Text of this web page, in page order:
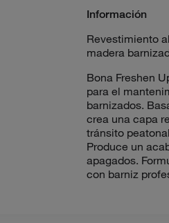
Información
Revestimiento
madera
Bona Freshen
para el
barnizados.
crea una capa
tránsito
Produce un
apagados.
con barniz